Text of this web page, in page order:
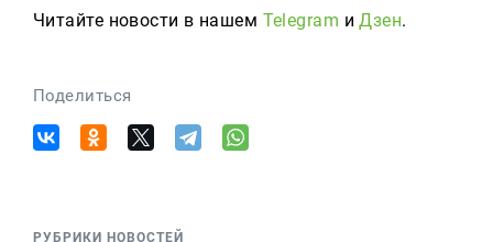
Читайте новости в нашем Telegram иДзен.
Поделиться
РУБРИКИ НОВОСТЕЙ